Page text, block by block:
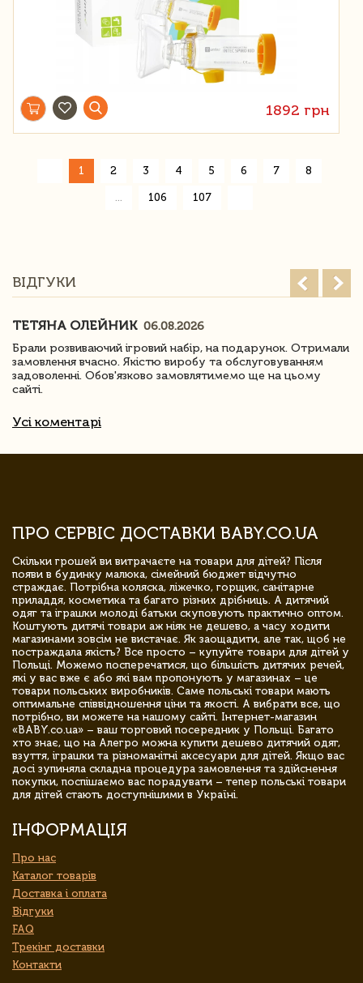
1892 грн
1 2 3 4 5 6 7 8
106 107
ВІДГУКИ
ТЕТЯНА ОЛЕЙНИК 06.08.2026
Брали розвиваючий ігровий набір, на подарунок. Отримали
замовлення вчасно. Якістю виробу та обслуговуванням
задоволенні. Обов'язково замовлятимемо ще на цьому
сайті.
Усі коментарі
ПРО СЕРВІС ДОСТАВКИ BABY.CO.UA
Скільки грошей ви витрачаєте на товари для дітей? Після
появи в будинку малюка, сімейний бюджет відчутно
страждає. Потрібна коляска, ліжечко, горщик, санітарне
приладдя, косметика та багато різних дрібниць. А дитячий
одяг та іграшки молоді батьки скуповують практично оптом.
Коштують дитячі товари аж ніяк не дешево, а часу ходити
магазинами зовсім не вистачає. Як заощадити, але так, щоб не
постраждала якість? Все просто – купуйте товари для дітей у
Польщі. Можемо посперечатися, що більшість дитячих речей,
які у вас вже є або які вам пропонують у магазинах – це
товари польських виробників. Саме польські товари мають
оптимальне співвідношення ціни та якості. А вибрати все, що
потрібно, ви можете на нашому сайті. Інтернет-магазин
«BABY.co.ua» – ваш торговий посередник у Польщі. Багато
хто знає, що на Алегро можна купити дешево дитячий одяг,
взуття, іграшки та різноманітні аксесуари для дітей. Якщо вас
досі зупиняла складна процедура замовлення та здійснення
покупки, поспішаємо вас порадувати – тепер польські товари
для дітей стають доступнішими в Україні.
ІНФОРМАЦІЯ
Про нас
Каталог товарів
Доставка і оплата
Відгуки
FAQ
Трекінг доставки
Контакти